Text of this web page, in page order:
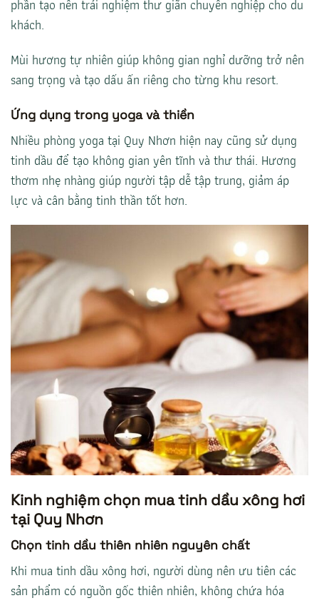
phần tạo nên trải nghiệm thư giãn chuyên nghiệp cho du
khách.
Mùi hương tự nhiên giúp không gian nghỉ dưỡng trở nên
sang trọng và tạo dấu ấn riêng cho từng khu resort.
Ứng dụng trong yoga và thiền
Nhiều phòng yoga tại Quy Nhơn hiện nay cũng sử dụng
tinh dầu để tạo không gian yên tĩnh và thư thái. Hương
thơm nhẹ nhàng giúp người tập dễ tập trung, giảm áp
lực và cân bằng tinh thần tốt hơn.
Kinh nghiệm chọn mua tinh dầu xông hơi
tại Quy Nhơn
Chọn tinh dầu thiên nhiên nguyên chất
Khi mua tinh dầu xông hơi, người dùng nên ưu tiên các
sản phẩm có nguồn gốc thiên nhiên, không chứa hóa